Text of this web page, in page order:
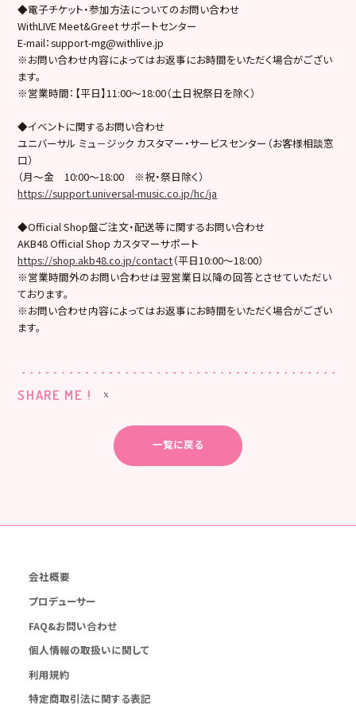
◆電子チケット・参加方法についてのお問い合わせ
WithLIVE Meet&Greet サポートセンター
E-mail：support-mg@withlive.jp
※お問い合わせ内容によってはお返事にお時間をいただく場合がござい
ます。
※営業時間：【平日】11:00〜18:00（土日祝祭日を除く）
◆イベントに関するお問い合わせ
ユニバーサル ミュ－ジック カスタマー・サービスセンター（お客様相談窓
口）
（月～金 10:00～18:00 ※祝・祭日除く）
https://support.universal-music.co.jp/hc/ja
◆Official Shop盤ご注文・配送等に関するお問い合わせ
AKB48 Official Shop カスタマーサポート
https://shop.akb48.co.jp/contact（平日10:00～18:00）
※営業時間外のお問い合わせは翌営業日以降の回答とさせていただい
ております。
※お問い合わせ内容によってはお返事にお時間をいただく場合がござい
ます。
SHARE ME !
一覧に戻る
会社概要
プロデューサー
FAQ&お問い合わせ
個人情報の取扱いに関して
利用規約
特定商取引法に関する表記